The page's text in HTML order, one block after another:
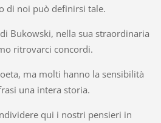
di noi può definirsi tale.
Bukowski, nella sua straordinaria
ritrovarci concordi.
ma molti hanno la sensibilità
una intera storia.
qui i nostri pensieri in